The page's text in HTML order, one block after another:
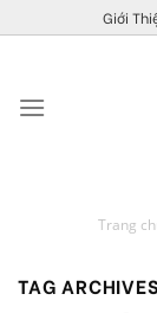
to
Giới
Trang
TAG